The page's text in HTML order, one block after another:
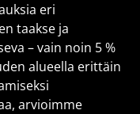
eri
taakse ja
– vain noin 5 %
alueella erittäin
arvioimme